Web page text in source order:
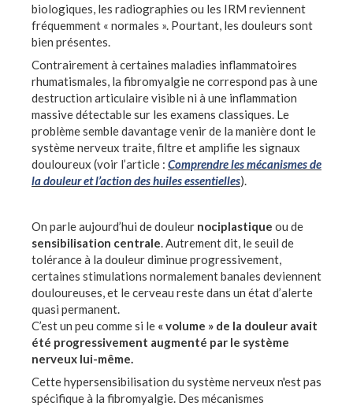
biologiques, les radiographies ou les IRM reviennent
fréquemment « normales ». Pourtant, les douleurs sont
bien présentes.
Contrairement à certaines maladies inflammatoires
rhumatismales, la fibromyalgie ne correspond pas à une
destruction articulaire visible ni à une inflammation
massive détectable sur les examens classiques. Le
problème semble davantage venir de la manière dont le
système nerveux traite, filtre et amplifie les signaux
douloureux (voir l’article : Comprendre les mécanismes de
la douleur et l’action des huiles essentielles).
On parle aujourd’hui de douleur nociplastique ou de
sensibilisation centrale. Autrement dit, le seuil de
tolérance à la douleur diminue progressivement,
certaines stimulations normalement banales deviennent
douloureuses, et le cerveau reste dans un état d’alerte
quasi permanent.
C’est un peu comme si le « volume » de la douleur avait
été progressivement augmenté par le système
nerveux lui-même.
Cette hypersensibilisation du système nerveux n'est pas
spécifique à la fibromyalgie. Des mécanismes